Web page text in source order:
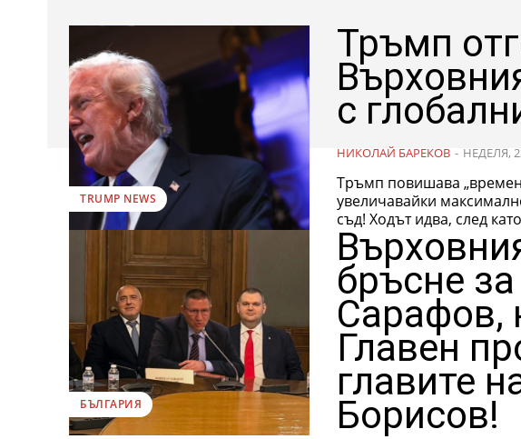
TRUMP NEWS
Тръмп
с
НИКОЛАЙ БАРЕКОВ - НЕДЕЛЯ,
Тръмп повишава
увеличавайки
съд! Ходът идва, след
БЪЛГАРИЯ
бръсне
Сарафов,
Главен
главите
Борисов!